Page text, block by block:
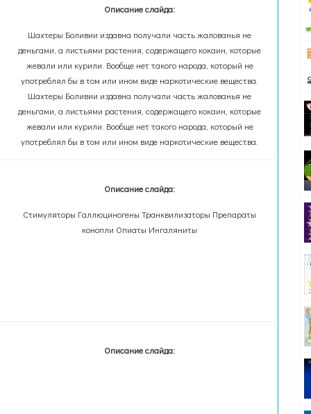
Описание слайда:
Шахтеры Боливии издавна получали часть жалованья не
деньгами, а листьями растения, содержащего кокаин, которые
жевали или курили. Вообще нет такого народа, который не
употреблял бы в том или ином виде наркотические вещества.
Шахтеры Боливии издавна получали часть жалованья не
деньгами, а листьями растения, содержащего кокаин, которые
жевали или курили. Вообще нет такого народа, который не
употреблял бы в том или ином виде наркотические вещества.
Описание слайда:
Стимуляторы Галлюциногены Транквилизаторы Препараты
конопли Опиаты Ингаляниты
Описание слайда: